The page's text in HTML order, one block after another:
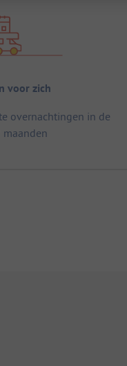
voor zich
overnachtingen in de